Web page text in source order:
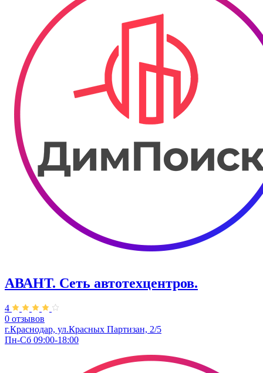
АВАНТ. ​Сеть автотехцентров.
4
0 отзывов
г.Краснодар, ул.Красных Партизан, 2/5
Пн-Сб 09:00-18:00